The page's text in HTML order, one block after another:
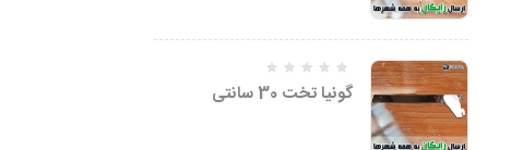
گونیا تخت 30 سانتی